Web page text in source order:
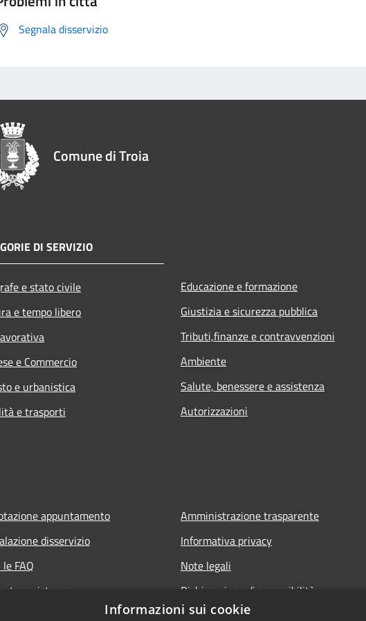
Segnala disservizio
Comune di Troia
DI SERVIZIO
e stato civile
e tempo libero
e Commercio
e urbanistica
e trasporti
Educazione e formazione
Giustizia e sicurezza pubblica
Tributi,finanze e contravvenzioni
Ambiente
Salute, benessere e assistenza
Autorizzazioni
appuntamento
disservizio
FAQ
assistenza
Amministrazione trasparente
Informativa privacy
Note legali
Dichiarazione di accessibilità
Informazioni sui cookie